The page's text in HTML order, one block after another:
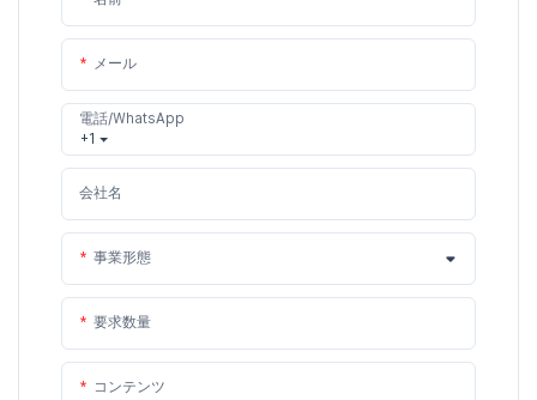
メール
+1
電話/WhatsApp
会社名
事業形態
要求数量
コンテンツ